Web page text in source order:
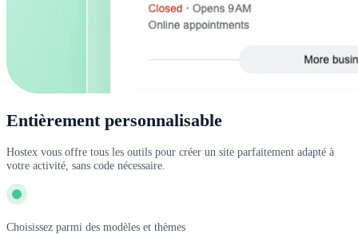
Entièrement personnalisable
Hostex vous offre tous les outils pour créer un site parfaitement adapté à
votre activité, sans code nécessaire.
Choisissez parmi des modèles et thèmes